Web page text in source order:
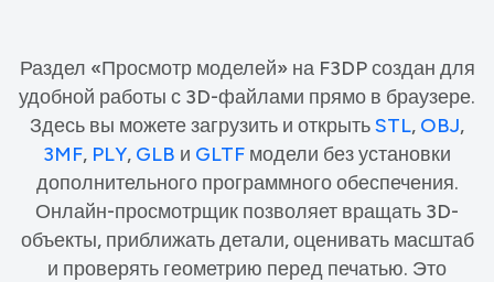
Раздел «Просмотр моделей» на F3DP создан для
удобной работы с 3D-файлами прямо в браузере.
Здесь вы можете загрузить и открытьSTL, OBJ,
3MF, PLY, GLB и GLTF модели без установки
дополнительного программного обеспечения.
Онлайн-просмотрщик позволяет вращать 3D-
объекты, приближать детали, оценивать масштаб
и проверять геометрию перед печатью. Это